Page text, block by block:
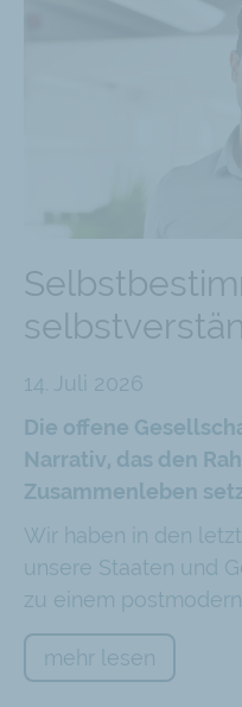
14. Juli 2026
Die offene
Narrativ, das den
Zusammenleben
Wir haben in den
unsere Staaten und
zu einem
mehr lesen